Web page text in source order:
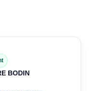
BODIN